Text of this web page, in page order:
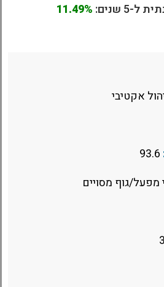
5 שנים:
11.49%
אקטיבי
מפעל/גוף מסויים